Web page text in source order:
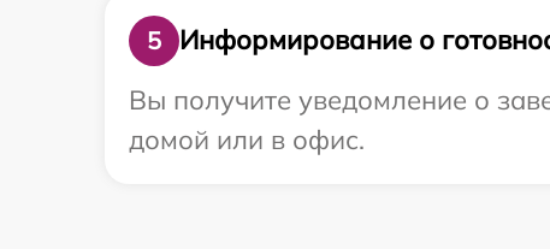
5
Информирование о
Вы получите уведомление о
домой или в офис.